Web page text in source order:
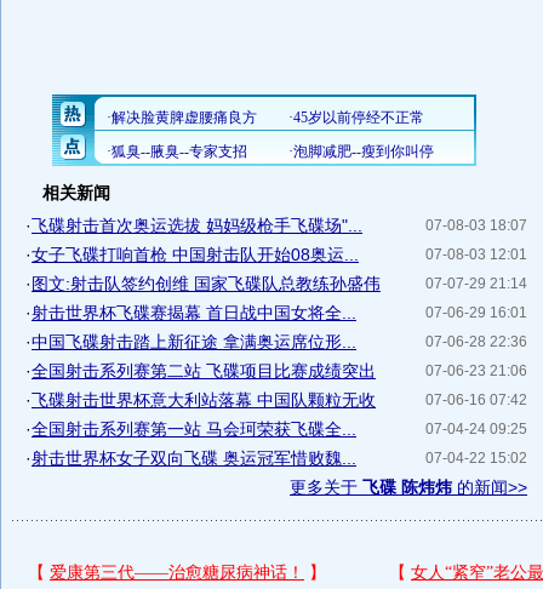
相关新闻
07-08-03 18:07
·飞碟射击首次奥运选拔 妈妈级枪手飞碟场"...
07-08-03 12:01
·女子飞碟打响首枪 中国射击队开始08奥运...
07-07-29 21:14
·图文:射击队签约创维 国家飞碟队总教练孙盛伟
07-06-29 16:01
·射击世界杯飞碟赛揭幕 首日战中国女将全...
07-06-28 22:36
·中国飞碟射击踏上新征途 拿满奥运席位形...
07-06-23 21:06
·全国射击系列赛第二站 飞碟项目比赛成绩突出
07-06-16 07:42
·飞碟射击世界杯意大利站落幕 中国队颗粒无收
07-04-24 09:25
·全国射击系列赛第一站 马会珂荣获飞碟全...
07-04-22 15:02
·射击世界杯女子双向飞碟 奥运冠军惜败魏...
更多关于 飞碟 陈炜炜的新闻>>